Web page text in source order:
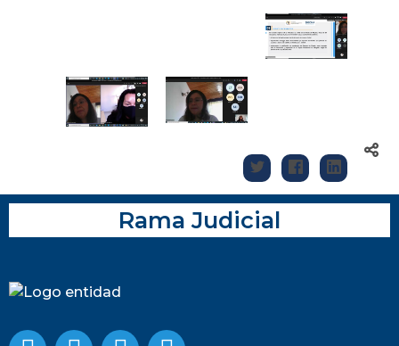
Rama Judicial